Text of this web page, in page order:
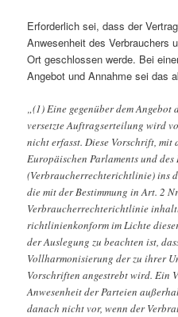
Erforderlich sei, dass der
Anwesenheit des Verbrauchers
Ort geschlossen werde. Bei
Angebot und Annahme sei das
„(1) Eine gegenüber dem
versetzte Auftragserteilung wird
nicht erfasst. Diese Vorschrift,
Europäischen Parlaments und des
(Verbraucherrechterichtlinie) ins
die mit der Bestimmung in Art. 2
Verbraucherrechterichtlinie
richtlinienkonform im Lichte
der Auslegung zu beachten ist,
Vollharmonisierung der zu ihrer
Vorschriften angestrebt wird. Ein
Anwesenheit der Parteien
danach nicht vor, wenn der